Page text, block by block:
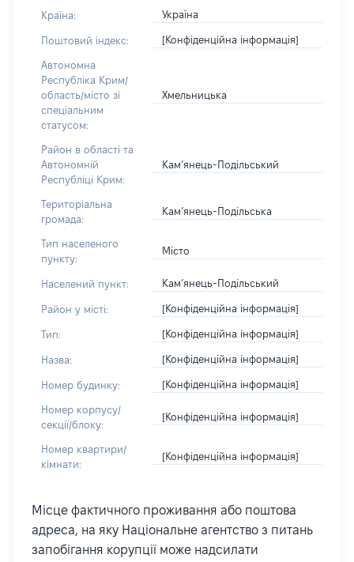
Країна: Україна
Поштовий індекс: [Конфіденційна інформація]
Автономна
Республіка Крим/
область/місто зі
спеціальним
статусом:
Хмельницька
Район в області та
Автономній
Республіці Крим:
Кам’янець-Подільський
Територіальна
громада:
Кам’янець-Подільська
Тип населеного
пункту:
Місто
Населений пункт: Кам’янець-Подільський
Район у місті: [Конфіденційна інформація]
Тип: [Конфіденційна інформація]
Назва: [Конфіденційна інформація]
Номер будинку: [Конфіденційна інформація]
Номер корпусу/
секції/блоку:
[Конфіденційна інформація]
Номер квартири/
кімнати:
[Конфіденційна інформація]
Місце фактичного проживання або поштова
адреса, на яку Національне агентство з питань
запобігання корупції може надсилати